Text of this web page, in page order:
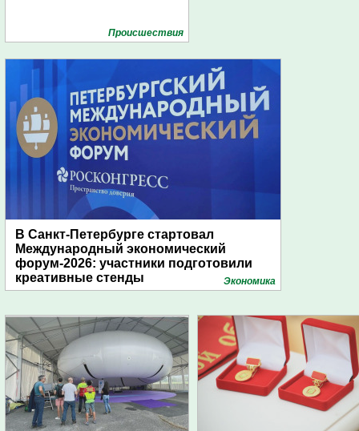
Проиcшествия
В Санкт-Петербурге стартовал
Международный экономический
форум-2026: участники подготовили
креативные стенды
Экономика